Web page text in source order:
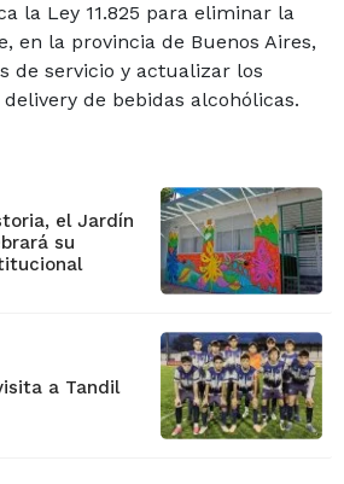
la Ley 11.825 para eliminar la
en la provincia de Buenos Aires,
de servicio y actualizar los
de bebidas alcohólicas.
el Jardín
su
a Tandil